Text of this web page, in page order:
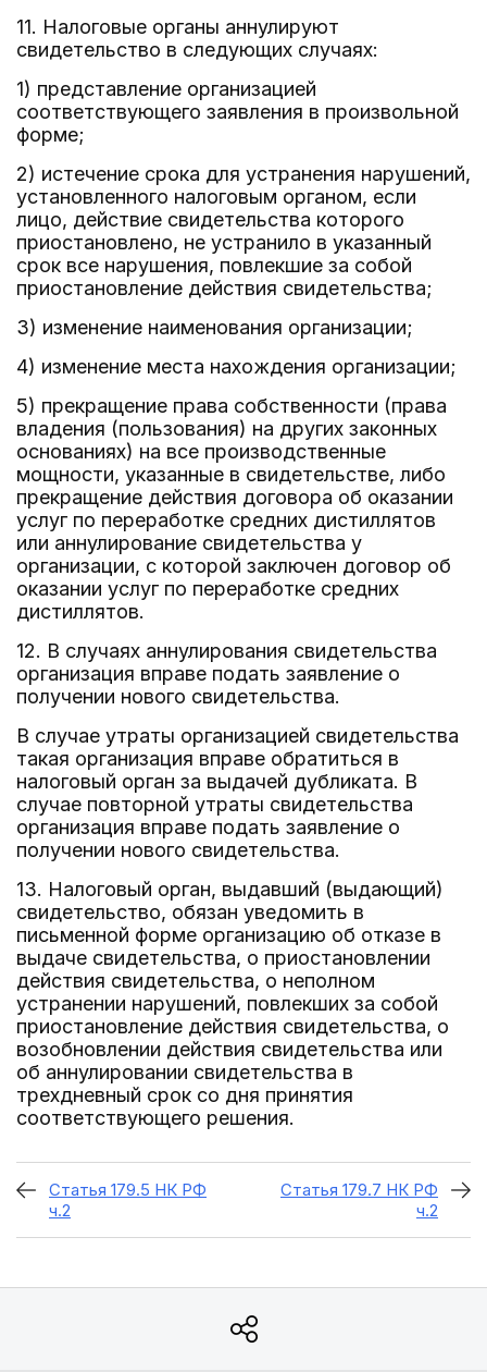
11. Налоговые органы аннулируют
свидетельство в следующих случаях:
1) представление организацией
соответствующего заявления в произвольной
форме;
2) истечение срока для устранения нарушений,
установленного налоговым органом, если
лицо, действие свидетельства которого
приостановлено, не устранило в указанный
срок все нарушения, повлекшие за собой
приостановление действия свидетельства;
3) изменение наименования организации;
4) изменение места нахождения организации;
5) прекращение права собственности (права
владения (пользования) на других законных
основаниях) на все производственные
мощности, указанные в свидетельстве, либо
прекращение действия договора об оказании
услуг по переработке средних дистиллятов
или аннулирование свидетельства у
организации, с которой заключен договор об
оказании услуг по переработке средних
дистиллятов.
12. В случаях аннулирования свидетельства
организация вправе подать заявление о
получении нового свидетельства.
В случае утраты организацией свидетельства
такая организация вправе обратиться в
налоговый орган за выдачей дубликата. В
случае повторной утраты свидетельства
организация вправе подать заявление о
получении нового свидетельства.
13. Налоговый орган, выдавший (выдающий)
свидетельство, обязан уведомить в
письменной форме организацию об отказе в
выдаче свидетельства, о приостановлении
действия свидетельства, о неполном
устранении нарушений, повлекших за собой
приостановление действия свидетельства, о
возобновлении действия свидетельства или
об аннулировании свидетельства в
трехдневный срок со дня принятия
соответствующего решения.
Статья 179.5 НК РФ
ч.2
Статья 179.7 НК РФ
ч.2